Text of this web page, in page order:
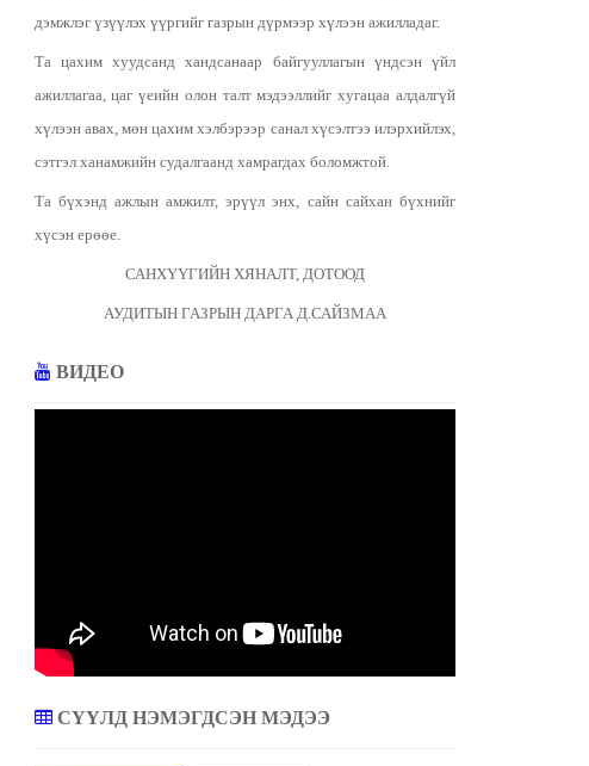
дэмжлэг үзүүлэх үүргийг газрын дүрмээр хүлээн ажилладаг.
Та цахим хуудсанд хандсанаар байгууллагын үндсэн үйл
ажиллагаа, цаг үеийн олон талт мэдээллийг хугацаа алдалгүй
хүлээн авах, мөн цахим хэлбэрээр санал хүсэлтээ илэрхийлэх,
сэтгэл ханамжийн судалгаанд хамрагдах боломжтой.
Та бүхэнд ажлын амжилт, эрүүл энх, сайн сайхан бүхнийг
хүсэн ерөөе.
САНХҮҮГИЙН ХЯНАЛТ, ДОТООД
АУДИТЫН ГАЗРЫН ДАРГА Д.САЙЗМАА
ВИДЕО
СҮҮЛД НЭМЭГДСЭН МЭДЭЭ